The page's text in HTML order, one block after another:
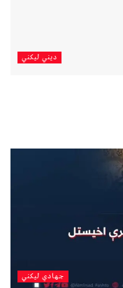
دیني لیکني
جهادي لیکني